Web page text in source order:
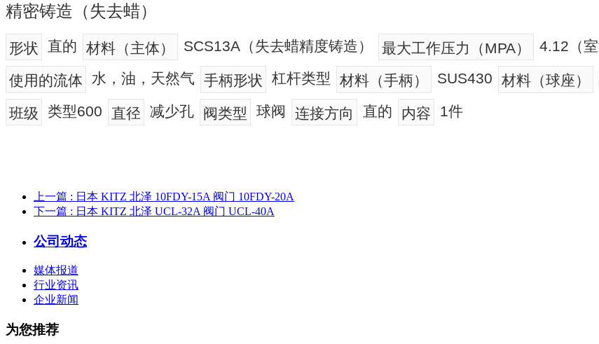
精密铸造（失去蜡）
形状 直的 材料（主体） SCS13A（失去蜡精度铸造） 最大工作压力（MPA） 4.12（
使用的流体 水，油，天然气 手柄形状 杠杆类型 材料（手柄） SUS430 材料（球座）
班级 类型600 直径 减少孔 阀类型 球阀 连接方向 直的 内容 1件
上一篇 : 日本 KITZ 北泽 10FDY-15A 阀门 10FDY-20A
下一篇 : 日本 KITZ 北泽 UCL-32A 阀门 UCL-40A
公司动态
媒体报道
行业资讯
企业新闻
为您推荐